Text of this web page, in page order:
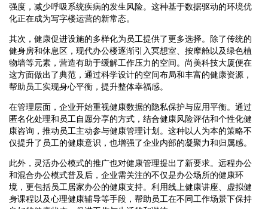
强度，减少呼吸系统疾病的发生风险。这种基于数据驱动的环境优
化正在成为写字楼运营的新常态。
其次，健康促进设施的多样化为员工提供了更多选择。除了传统的
健身房和休息区，现代办公楼逐渐引入冥想室、按摩舱以及绿色植
物墙等元素，营造有助于缓解工作压力的空间。尚美科技大厦便在
这方面做出了典范，通过科学设计的空间布局和丰富的健康资源，
帮助员工实现身心平衡，提升整体幸福感。
在管理层面，企业开始重视健康数据的隐私保护与应用平衡。通过
匿名化处理和员工自愿分享的方式，结合健康风险评估和个性化健
康咨询，推动员工主动参与健康管理计划。这种以人为本的策略不
仅提升了员工的健康意识，也增强了企业内部的凝聚力和归属感。
此外，灵活办公模式的推广也对健康管理提出了新要求。远程办公
和混合办公模式普及后，企业需关注的不仅是办公场所的健康环
境，更包括员工居家办公的健康支持。利用线上健康讲座、虚拟健
身课程以及心理健康辅导等手段，帮助员工在不同工作场景下保持